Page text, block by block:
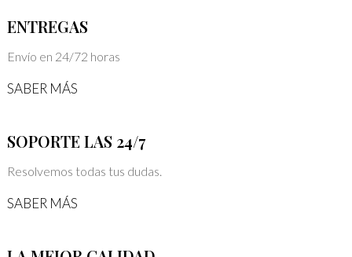
ENTREGAS
Envío en 24/72 horas
SABER MÁS
SOPORTE LAS 24/7
Resolvemos todas tus dudas.
SABER MÁS